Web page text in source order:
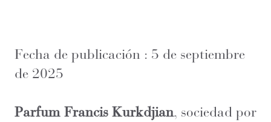
Fecha de publicación : 5 de septiembre
de 2025
Parfum Francis Kurkdjian, sociedad por